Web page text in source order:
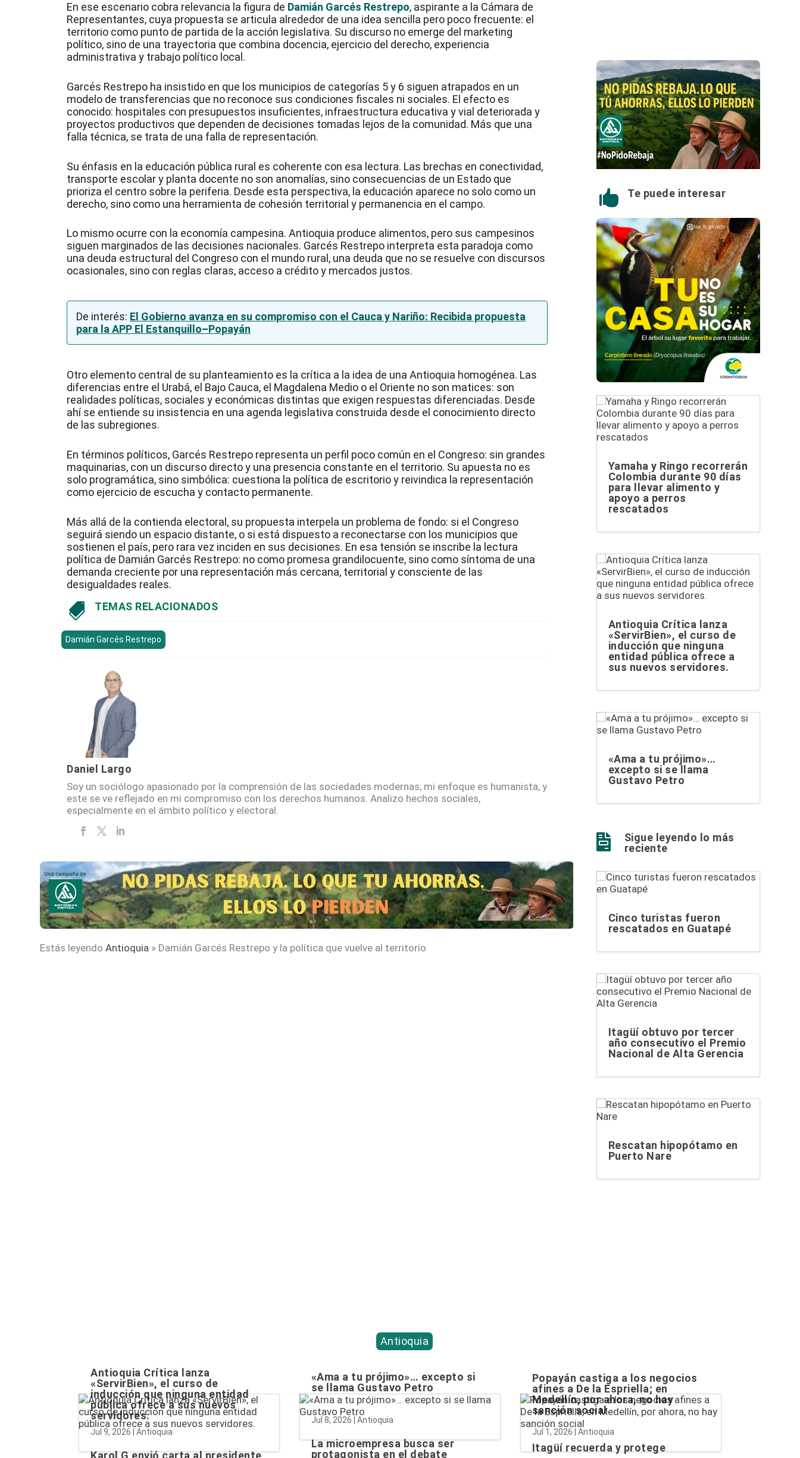
En ese escenario cobra relevancia la figura de Damián Garcés Restrepo, aspirante a la Cámara de
Representantes, cuya propuesta se articula alrededor de una idea sencilla pero poco frecuente: el
territorio como punto de partida de la acción legislativa. Su discurso no emerge del marketing
político, sino de una trayectoria que combina docencia, ejercicio del derecho, experiencia
administrativa y trabajo político local.
Garcés Restrepo ha insistido en que los municipios de categorías 5 y 6 siguen atrapados en un
modelo de transferencias que no reconoce sus condiciones fiscales ni sociales. El efecto es
conocido: hospitales con presupuestos insuficientes, infraestructura educativa y vial deteriorada y
proyectos productivos que dependen de decisiones tomadas lejos de la comunidad. Más que una
falla técnica, se trata de una falla de representación.
Su énfasis en la educación pública rural es coherente con esa lectura. Las brechas en conectividad,
transporte escolar y planta docente no son anomalías, sino consecuencias de un Estado que
prioriza el centro sobre la periferia. Desde esta perspectiva, la educación aparece no solo como un
derecho, sino como una herramienta de cohesión territorial y permanencia en el campo.
Lo mismo ocurre con la economía campesina. Antioquia produce alimentos, pero sus campesinos
siguen marginados de las decisiones nacionales. Garcés Restrepo interpreta esta paradoja como
una deuda estructural del Congreso con el mundo rural, una deuda que no se resuelve con discursos
ocasionales, sino con reglas claras, acceso a crédito y mercados justos.
De interés: El Gobierno avanza en su compromiso con el Cauca y Nariño: Recibida propuesta
para la APP El Estanquillo–Popayán
Otro elemento central de su planteamiento es la crítica a la idea de una Antioquia homogénea. Las
diferencias entre el Urabá, el Bajo Cauca, el Magdalena Medio o el Oriente no son matices: son
realidades políticas, sociales y económicas distintas que exigen respuestas diferenciadas. Desde
ahí se entiende su insistencia en una agenda legislativa construida desde el conocimiento directo
de las subregiones.
En términos políticos, Garcés Restrepo representa un perfil poco común en el Congreso: sin grandes
maquinarias, con un discurso directo y una presencia constante en el territorio. Su apuesta no es
solo programática, sino simbólica: cuestiona la política de escritorio y reivindica la representación
como ejercicio de escucha y contacto permanente.
Más allá de la contienda electoral, su propuesta interpela un problema de fondo: si el Congreso
seguirá siendo un espacio distante, o si está dispuesto a reconectarse con los municipios que
sostienen el país, pero rara vez inciden en sus decisiones. En esa tensión se inscribe la lectura
política de Damián Garcés Restrepo: no como promesa grandilocuente, sino como síntoma de una
demanda creciente por una representación más cercana, territorial y consciente de las
desigualdades reales.
 TEMAS RELACIONADOS
Damián Garcés Restrepo
Daniel Largo
Soy un sociólogo apasionado por la comprensión de las sociedades modernas; mi enfoque es humanista, y
este se ve reflejado en mi compromiso con los derechos humanos. Analizo hechos sociales,
especialmente en el ámbito político y electoral.
Estás leyendo Antioquia » Damián Garcés Restrepo y la política que vuelve al territorio
 Te puede interesar
Yamaha y Ringo recorrerán
Colombia durante 90 días
para llevar alimento y
apoyo a perros
rescatados
Antioquia Crítica lanza
«ServirBien», el curso de
inducción que ninguna
entidad pública ofrece a
sus nuevos servidores.
«Ama a tu prójimo»…
excepto si se llama
Gustavo Petro

Sigue leyendo lo más
reciente
Cinco turistas fueron
rescatados en Guatapé
Itagüí obtuvo por tercer
año consecutivo el Premio
Nacional de Alta Gerencia
Rescatan hipopótamo en
Puerto Nare
Antioquia
Antioquia Crítica lanza
«ServirBien», el curso de
inducción que ninguna entidad
pública ofrece a sus nuevos
servidores.
Jul 9, 2026 Antioquia
Karol G envió carta al presidente
«Ama a tu prójimo»… excepto si
se llama Gustavo Petro
Jul 8, 2026 Antioquia
La microempresa busca ser
protagonista en el debate
Popayán castiga a los negocios
afines a De la Espriella; en
Medellín, por ahora, no hay
sanción social
Jul 1, 2026 Antioquia
Itagüí recuerda y protege